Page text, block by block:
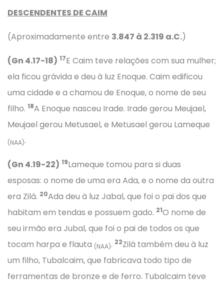
DESCENDENTES DE CAIM
(Aproximadamente entre 3.847 à 2.319 a.C.)
(Gn 4.17-18) 17E Caim teve relações com sua mulher;
ela ficou grávida e deu à luz Enoque. Caim edificou
uma cidade e a chamou de Enoque, o nome de seu
filho. 18A Enoque nasceu Irade. Irade gerou Meujael,
Meujael gerou Metusael, e Metusael gerou Lameque
(NAA).
(Gn 4.19-22) 19Lameque tomou para si duas
esposas: o nome de uma era Ada, e o nome da outra
era Zilá. 20Ada deu à luz Jabal, que foi o pai dos que
habitam em tendas e possuem gado. 21O nome de
seu irmão era Jubal, que foi o pai de todos os que
tocam harpa e flauta (NAA). 22Zilá também deu à luz
um filho, Tubalcaim, que fabricava todo tipo de
ferramentas de bronze e de ferro. Tubalcaim teve